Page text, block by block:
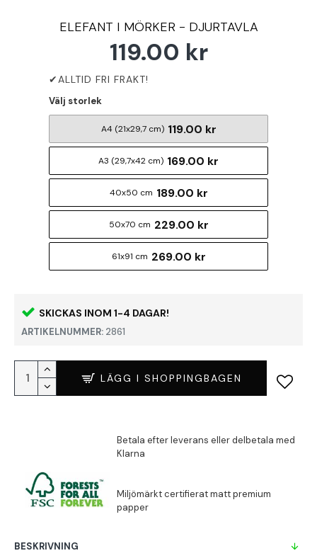
ELEFANT I MÖRKER - DJURTAVLA
SKICKAS INOM 1-4 DAGAR!
ARTIKELNUMMER: 2861
119.00 kr
Välj storlek
A4 (21x29,7 cm) 119.00 kr
A3 (29,7x42 cm) 169.00 kr
40x50 cm 189.00 kr
50x70 cm 229.00 kr
61x91 cm 269.00 kr
LÄGG I SHOPPINGBAGEN
BESKRIVNING